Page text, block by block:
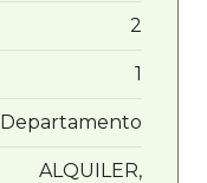
2
1
Departamento
ALQUILER,